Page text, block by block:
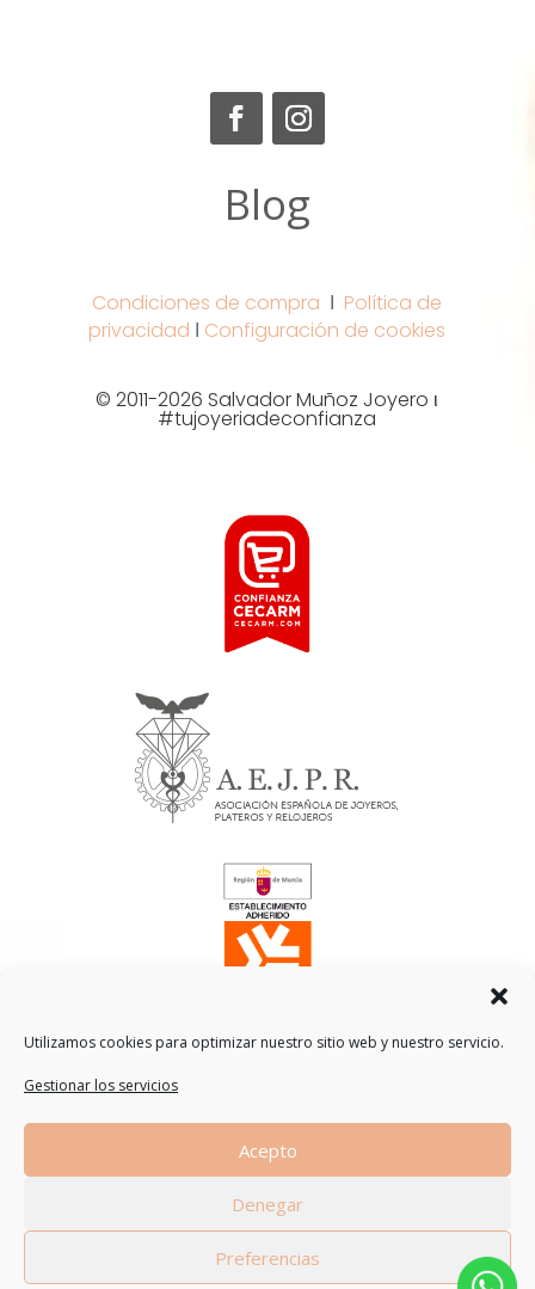
Utilizamos cookies para optimizar nuestro sitio web y nuestro servicio.
Gestionar los servicios
Acepto
Denegar
Preferencias
Blog
Condiciones de compra Ι Política de
privacidad Ι Configuración de cookies
© 2011-2026 Salvador Muñoz Joyero ι
#tujoyeriadeconfianza
by